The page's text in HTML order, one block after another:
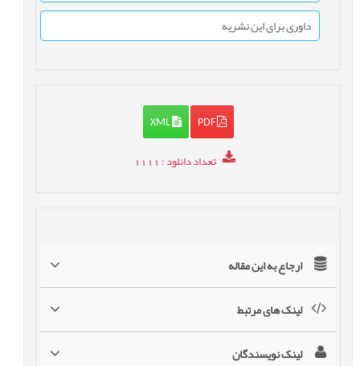
داوری برای این نشریه
PDF
XML
تعداد دانلود: 1111
ارجاع به این مقاله
لینک های مرتبط
لینک نویسندگان